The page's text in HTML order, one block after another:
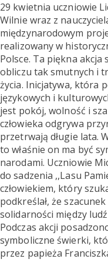
29 kwietnia uczniowie
Wilnie wraz z
międzynarodowym
realizowany w
Polsce. Ta piękna akcja
obliczu tak smutnych i
życia. Inicjatywa, która
językowych i
jest pokój, wolność i
człowieka odgrywa
przetrwają długie lata.
to właśnie on ma być
narodami. Uczniowie
do sadzenia ,,Lasu
człowiekiem, który
podkreślał, że
solidarności między
Podczas akcji
symboliczne świerki,
przez papieża